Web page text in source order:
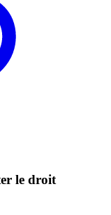
le droit